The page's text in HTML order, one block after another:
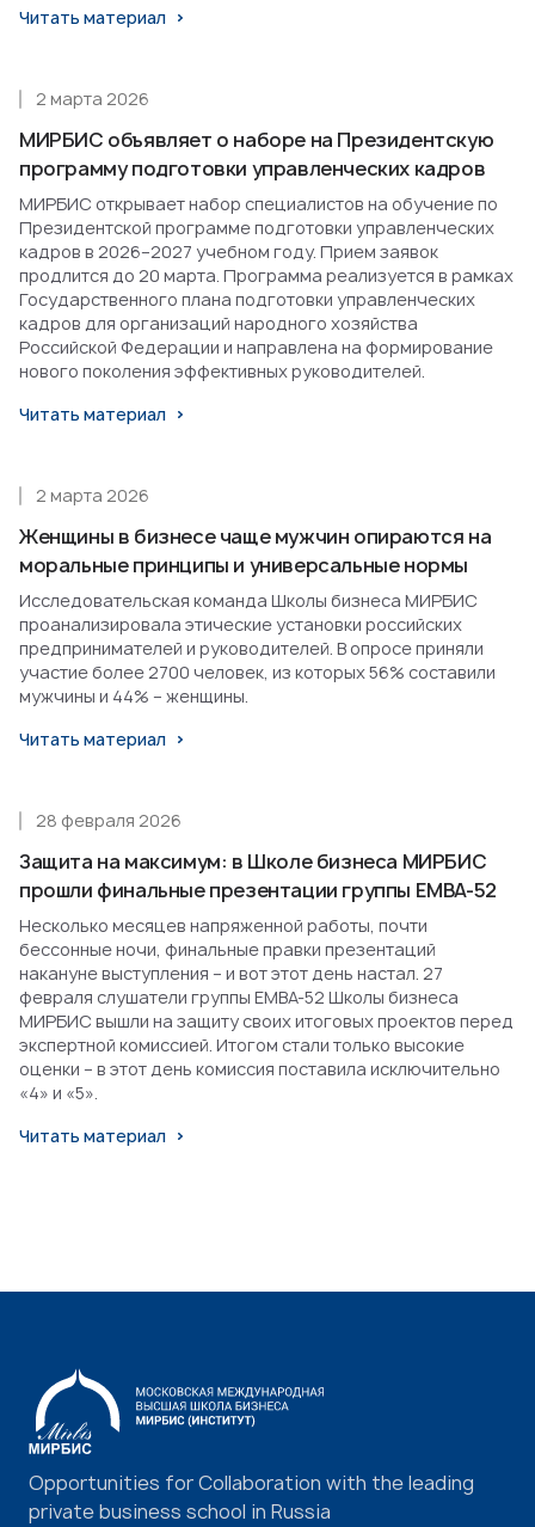
Читать материал
МИРБИС объявляет о наборе на Президентскую
программу подготовки управленческих кадров
2 марта 2026
МИРБИС открывает набор специалистов на обучение по
Президентской программе подготовки управленческих
кадров в 2026–2027 учебном году. Прием заявок
продлится до 20 марта. Программа реализуется в рамках
Государственного плана подготовки управленческих
кадров для организаций народного хозяйства
Российской Федерации и направлена на формирование
нового поколения эффективных руководителей.
Читать материал
Женщины в бизнесе чаще мужчин опираются на
моральные принципы и универсальные нормы
2 марта 2026
Исследовательская команда Школы бизнеса МИРБИС
проанализировала этические установки российских
предпринимателей и руководителей. В опросе приняли
участие более 2700 человек, из которых 56% составили
мужчины и 44% – женщины.
Читать материал
Защита на максимум: в Школе бизнеса МИРБИС
прошли финальные презентации группы EMBA-52
28 февраля 2026
Несколько месяцев напряженной работы, почти
бессонные ночи, финальные правки презентаций
накануне выступления – и вот этот день настал. 27
февраля слушатели группы EMBA-52 Школы бизнеса
МИРБИС вышли на защиту своих итоговых проектов перед
экспертной комиссией. Итогом стали только высокие
оценки – в этот день комиссия поставила исключительно
«4» и «5».
Читать материал
Opportunities for Collaboration with the leading
private business school in Russia